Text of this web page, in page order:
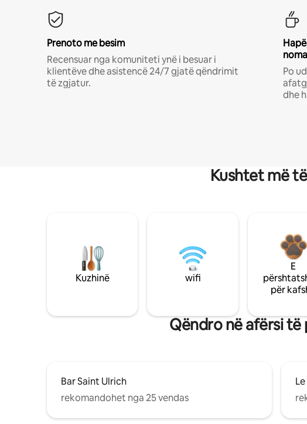
Prenoto me besim
Recensuar nga komuniteti ynë i besuar i
klientëve dhe asistencë 24/7 gjatë qëndrimit
të zgjatur.
Po
dhe
Kushtet më
Kuzhinë wifi
E
për
Qëndro në afërsi të
Bar Saint Ulrich
rekomandohet nga 25 vendas